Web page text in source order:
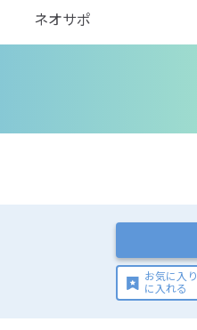
ネオサポ
お気に入り
に入れる